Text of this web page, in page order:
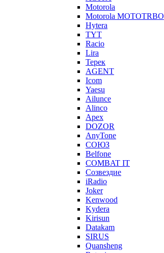
Motorola
Motorola MOTOTRBO
Hytera
TYT
Racio
Lira
Терек
AGENT
Icom
Yaesu
Ailunce
Alinco
Apex
DOZOR
AnyTone
СОЮЗ
Belfone
COMBAT IT
Созвездие
iRadio
Joker
Kenwood
Kydera
Kirisun
Datakam
SIRUS
Quansheng